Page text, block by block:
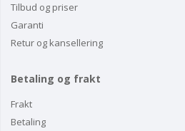
Tilbud og priser
Garanti
Retur og kansellering
Betaling og frakt
Frakt
Betaling